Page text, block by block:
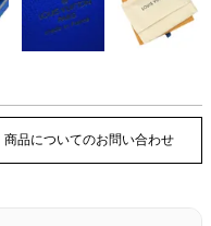
商品についてのお問い合わせ